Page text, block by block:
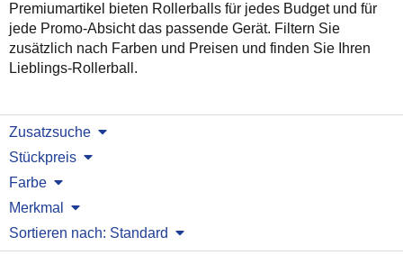
Premiumartikel bieten Rollerballs für jedes Budget und für
jede Promo-Absicht das passende Gerät. Filtern Sie
zusätzlich nach Farben und Preisen und finden Sie Ihren
Lieblings-Rollerball.
Zusatzsuche
Stückpreis
Farbe
Merkmal
Sortieren nach: Standard